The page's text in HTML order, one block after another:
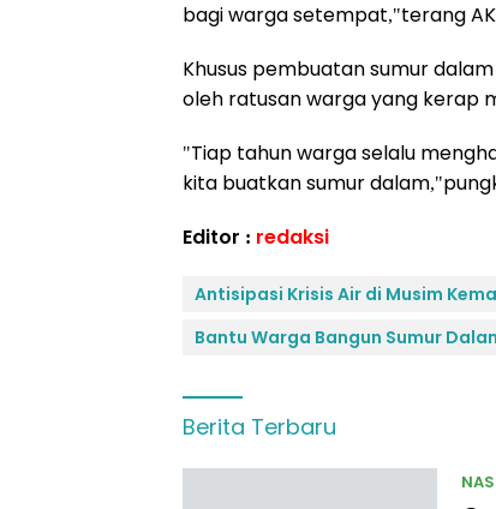
bagi warga setempat,"terang
Khusus pembuatan sumur
oleh ratusan warga yang kerap
"Tiap tahun warga selalu
kita buatkan sumur
Editor : redaksi
Antisipasi Krisis Air di Musim
Bantu Warga Bangun Sumur
Berita Terbaru